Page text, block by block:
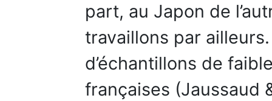
part, au Japon de
travaillons par
d’échantillons de
françaises (Jaussaud